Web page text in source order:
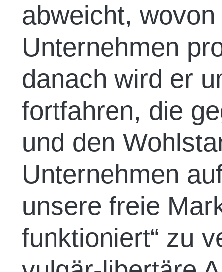
abweicht,
Unternehmen
danach wird er
fortfahren, die
und den
Unternehmen
unsere freie
funktioniert“ zu